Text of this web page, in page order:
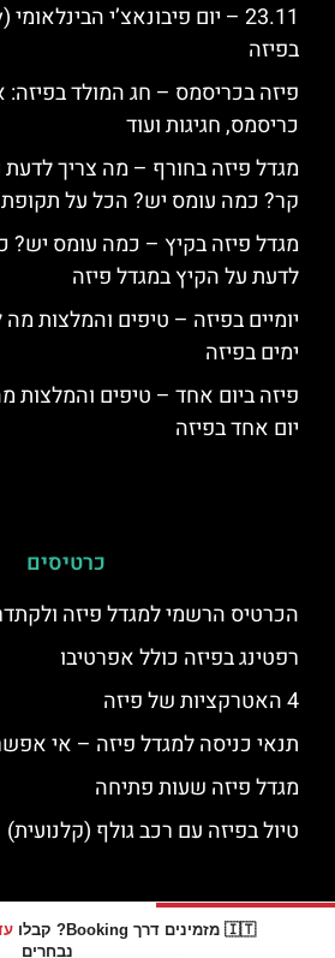
🇮🇹 מזמינים דרך Booking? קבלו עד
נבחרים
בפיזה
פיזה בכריסמס – חג המולד בפיזה:
כריסמס, חגיגות ועוד
מגדל פיזה בחורף – מה צריך לדעת
קר? כמה עומס יש? הכל על תקופת
מגדל פיזה בקיץ – כמה עומס
לדעת על הקיץ במגדל פיזה
ימים בפיזה
פיזה ביום אחד – טיפים והמלצות
יום אחד בפיזה
כרטיסים
הכרטיס הרשמי למגדל פיזה
רפטינג בפיזה כולל אפרטיבו
4 האטרקציות של פיזה
תנאי כניסה למגדל פיזה – אי
מגדל פיזה שעות פתיחה
טיול בפיזה עם רכב גולף (קלנועית)